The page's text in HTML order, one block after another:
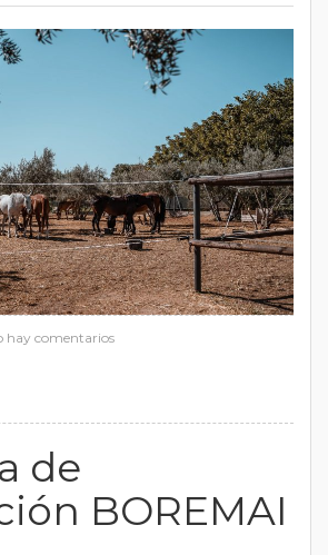
hay comentarios
de
BOREMAI